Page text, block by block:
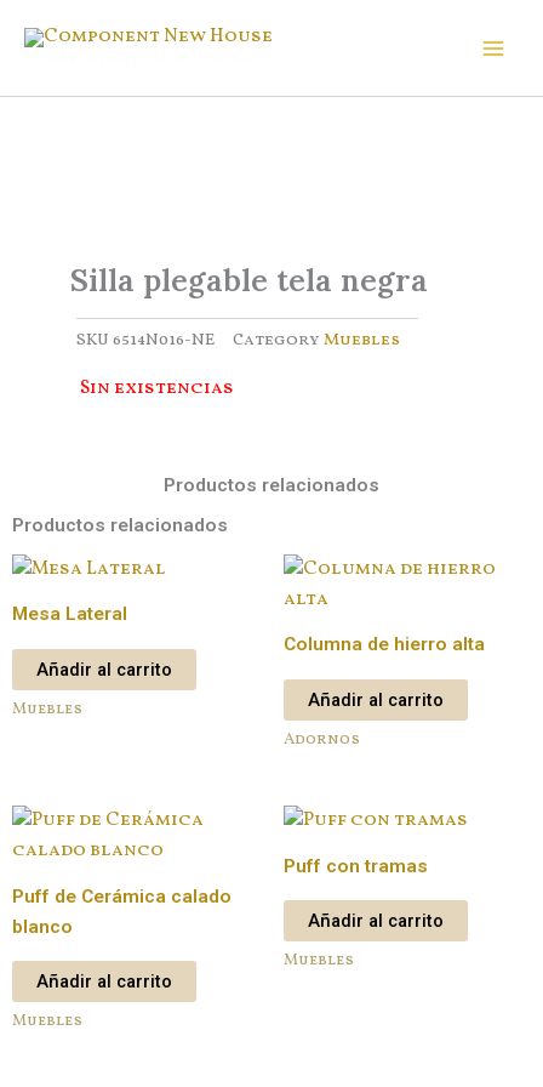
Silla plegable tela negra
SKU 6514N016-NE Category Muebles
Sin existencias
Productos relacionados
Productos relacionados
Mesa Lateral
Añadir al carrito
Muebles
Columna de hierro alta
Añadir al carrito
Adornos
Puff de Cerámica calado
blanco
Añadir al carrito
Muebles
Puff con tramas
Añadir al carrito
Muebles